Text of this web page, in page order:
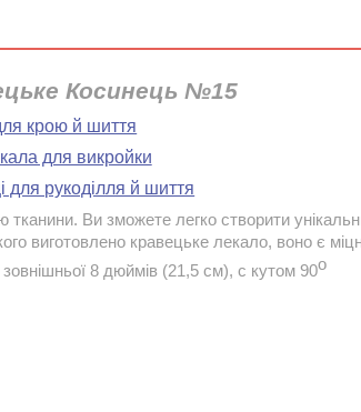
Косинець №15
крою й шиття
для викройки
для рукоділля й шиття
тканини. Ви зможете легко створити
виготовлено кравецьке лекало, воно є
зовнішньої 8 дюймів (21,5 см), c кутом 90o